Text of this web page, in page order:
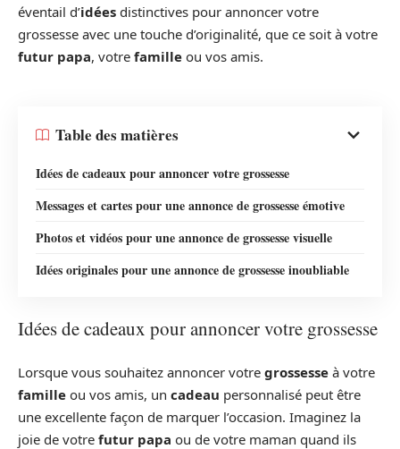
éventail d’idées distinctives pour annoncer votre
grossesse avec une touche d’originalité, que ce soit à votre
futur papa, votre famille ou vos amis.
Table des matières
Idées de cadeaux pour annoncer votre grossesse
Messages et cartes pour une annonce de grossesse émotive
Photos et vidéos pour une annonce de grossesse visuelle
Idées originales pour une annonce de grossesse inoubliable
Idées de cadeaux pour annoncer votre grossesse
Lorsque vous souhaitez annoncer votre grossesse à votre
famille ou vos amis, un cadeau personnalisé peut être
une excellente façon de marquer l’occasion. Imaginez la
joie de votre futur papa ou de votre maman quand ils